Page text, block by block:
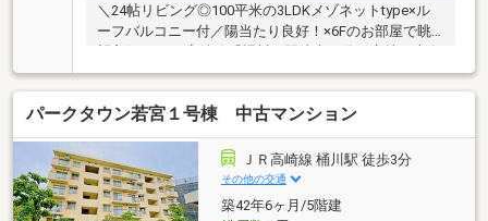
＼24帖リビング◎100平米の3LDKメゾネットtype×ル
ーフバルコニー付／陽当たり良好！×6Fのお部屋で眺
面積100.95平米（約30.53坪）のゆとりある3LDK・戸
建て感覚で暮らせるメゾネットタイプ・開放感あふれ
る33.95平米の大型ルーフバルコニー付き・陽当たり良
好・通風良好・オートロック、宅配ボックス完備で安
心のセキュリティ・2022年リフォーム済～新規交換等
リフォーム歴あり◎！・小学校まで徒歩7分、スーパ
ー・ドラッグストアも徒歩圏内に充実ご見学できます
◎！お気軽にお問い合わせください。
パークタウン若宮１号棟 中古マンション
ＪＲ高崎線 桶川駅 徒歩3分
その他の交通
築42年6ヶ月/5階建